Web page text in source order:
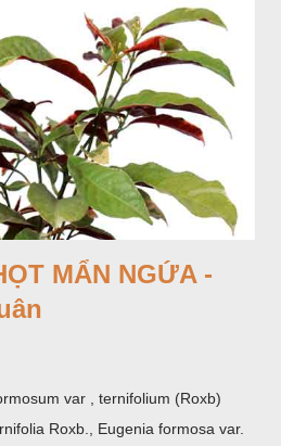
MẨN NGỨA -
var , ternifolium (Roxb)
Roxb., Eugenia formosa var.